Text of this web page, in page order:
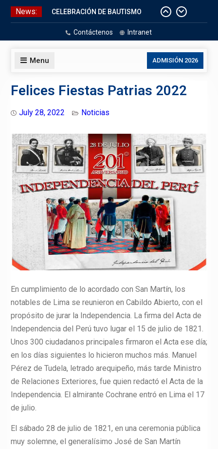
Skip
News:
CELEBRACIÓN DE BAUTISMO
Pizarras Inteligentes
Laboratorios de Cómputo
Contáctenos Intranet
Menu ADMISIÓN 2026
Felices Fiestas Patrias 2022
July 28, 2022 Noticias
En cumplimiento de lo acordado con San Martín, los
notables de Lima se reunieron en Cabildo Abierto, con el
propósito de jurar la Independencia. La firma del Acta de
Independencia del Perú tuvo lugar el 15 de julio de 1821.
Unos 300 ciudadanos principales firmaron el Acta ese día;
en los días siguientes lo hicieron muchos más. Manuel
Pérez de Tudela, letrado arequipeño, más tarde Ministro
de Relaciones Exteriores, fue quien redactó el Acta de la
Independencia. El almirante Cochrane entró en Lima el 17
de julio.
El sábado 28 de julio de 1821, en una ceremonia pública
muy solemne, el generalísimo José de San Martín